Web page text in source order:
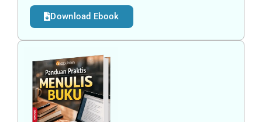
Download Ebook